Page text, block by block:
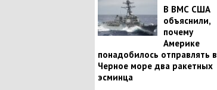
В ВМС США
объяснили,
почему
Америке
понадобилось отправлять в
Черное море два ракетных
эсминца